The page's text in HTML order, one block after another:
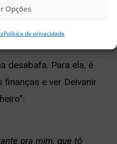
Opções
Política de privacidade
desabafa. Para ela, é
finanças e ver Deivanir
pra mim, que tô